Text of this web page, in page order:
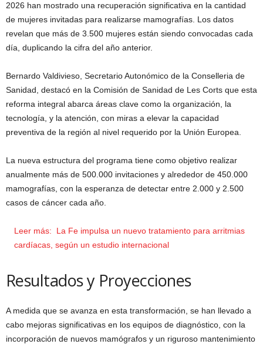
2026 han mostrado una recuperación significativa en la cantidad
de mujeres invitadas para realizarse mamografías. Los datos
revelan que más de 3.500 mujeres están siendo convocadas cada
día, duplicando la cifra del año anterior.
Bernardo Valdivieso, Secretario Autonómico de la Conselleria de
Sanidad, destacó en la Comisión de Sanidad de Les Corts que esta
reforma integral abarca áreas clave como la organización, la
tecnología, y la atención, con miras a elevar la capacidad
preventiva de la región al nivel requerido por la Unión Europea.
La nueva estructura del programa tiene como objetivo realizar
anualmente más de 500.000 invitaciones y alrededor de 450.000
mamografías, con la esperanza de detectar entre 2.000 y 2.500
casos de cáncer cada año.
Leer más:
La Fe impulsa un nuevo tratamiento para arritmias
cardíacas, según un estudio internacional
Resultados y Proyecciones
A medida que se avanza en esta transformación, se han llevado a
cabo mejoras significativas en los equipos de diagnóstico, con la
incorporación de nuevos mamógrafos y un riguroso mantenimiento